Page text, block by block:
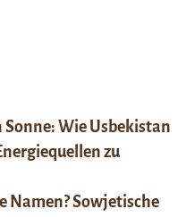
Wie Usbekistan
zu
Namen? Sowjetische